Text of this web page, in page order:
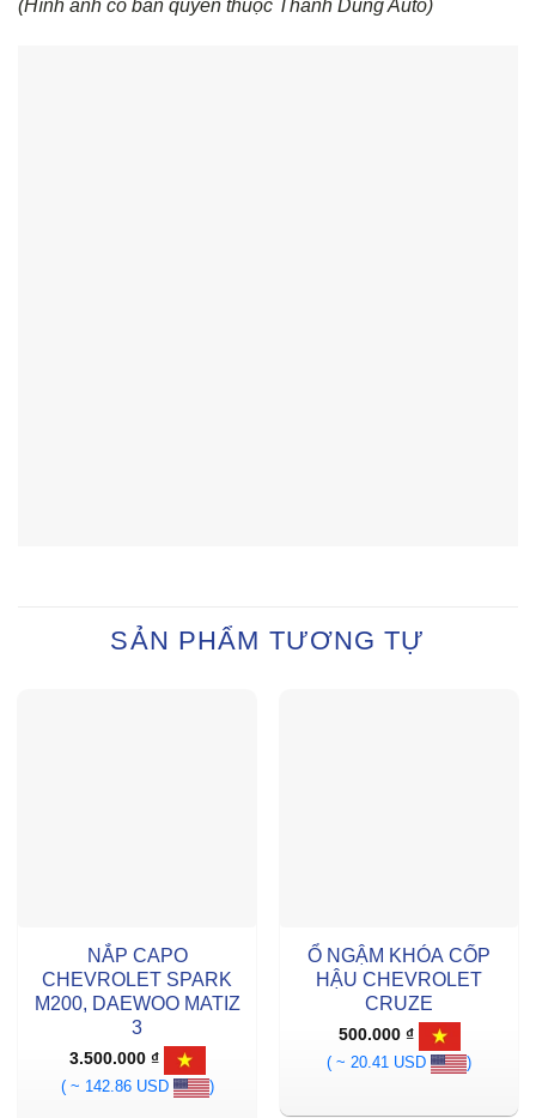
(Hình ảnh có bản quyền thuộc Thành Dũng Auto)
SẢN PHẨM TƯƠNG TỰ
NẮP CAPO
CHEVROLET SPARK
M200, DAEWOO MATIZ
3
3.500.000 ₫
( ~ 142.86 USD
)
Ổ NGẬM KHÓA CỐP
HẬU CHEVROLET
CRUZE
500.000 ₫
( ~ 20.41 USD
)